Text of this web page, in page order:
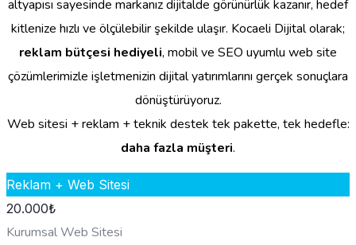
altyapısı sayesinde markanız dijitalde görünürlük kazanır, hedef
kitlenize hızlı ve ölçülebilir şekilde ulaşır. Kocaeli Dijital olarak;
reklam bütçesi hediyeli, mobil ve SEO uyumlu web site
çözümlerimizle işletmenizin dijital yatırımlarını gerçek sonuçlara
dönüştürüyoruz.
Web sitesi + reklam + teknik destek tek pakette, tek hedefle:
daha fazla müşteri.
Reklam + Web Sitesi
20.000₺
Kurumsal Web Sitesi